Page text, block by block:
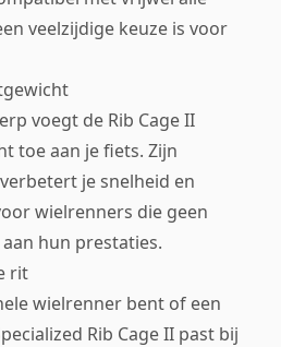
veelzijdige keuze is voor
voegt de Rib Cage II
toe aan je fiets. Zijn
je snelheid en
wielrenners die geen
hun prestaties.
rit
wielrenner bent of een
Rib Cage II past bij